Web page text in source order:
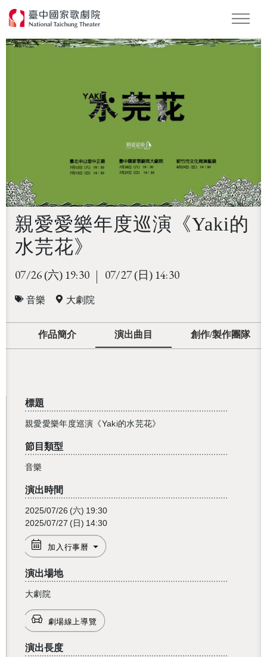
親愛愛樂年度巡演《Yaki的
水芫花》
07/26(六) 19:30 07/27(日) 14:30
音樂 大劇院
作品簡介 演出曲目 創作/製作團隊
標題
親愛愛樂年度巡演《Yaki的水芫花》
節目類型
音樂
演出時間
2025/07/26 (六) 19:30
2025/07/27 (日) 14:30
加入行事曆
演出場地
大劇院
劇場線上導覽
演出長度
怪美妖仙傳
Podcast